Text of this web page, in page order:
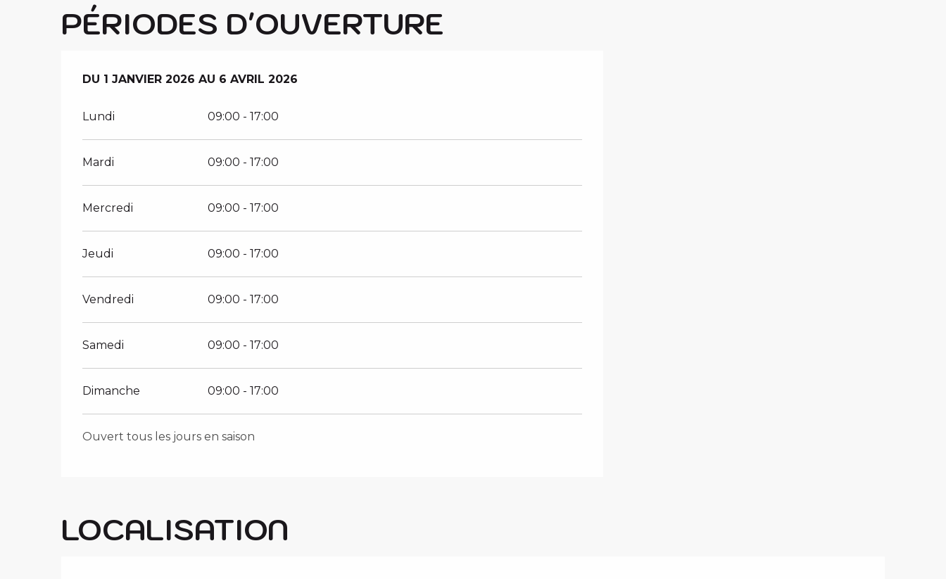
PÉRIODES D'OUVERTURE
DU 1 JANVIER 2026AU 6 AVRIL 2026
DU 1 JANVIER 2026AU 6 AVRIL 2026
Lundi 09:00 - 17:00
Mardi 09:00 - 17:00
Mercredi 09:00 - 17:00
Jeudi 09:00 - 17:00
Vendredi 09:00 - 17:00
Samedi 09:00 - 17:00
Dimanche 09:00 - 17:00
Ouvert tous les jours en saison
LOCALISATION